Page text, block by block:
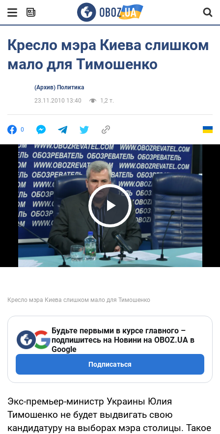
Кресло мэра Киева слишком
мало для Тимошенко
(Архив) Политика
23.11.2010 13:40
1,2 т.
0
Play Video
Будьте первыми в курсе главного –
подпишитесь на Новини на OBOZ.UA в
Google
Подписаться
Экс-премьер-министр Украины Юлия
Тимошенко не будет выдвигать свою
кандидатуру на выборах мэра столицы. Такое